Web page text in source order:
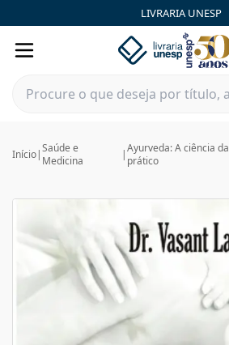
LIVRARIA UNESP
Início|Saúde e
Medicina
|Ayurveda: A ciência
prático